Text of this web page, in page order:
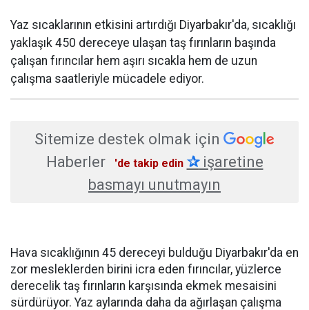
Yaz sıcaklarının etkisini artırdığı Diyarbakır'da, sıcaklığı
yaklaşık 450 dereceye ulaşan taş fırınların başında
çalışan fırıncılar hem aşırı sıcakla hem de uzun
çalışma saatleriyle mücadele ediyor.
Sitemize destek olmak için
Haberler
'de takip edin ✰işaretine
basmayı unutmayın
Hava sıcaklığının 45 dereceyi bulduğu Diyarbakır'da en
zor mesleklerden birini icra eden fırıncılar, yüzlerce
derecelik taş fırınların karşısında ekmek mesaisini
sürdürüyor. Yaz aylarında daha da ağırlaşan çalışma